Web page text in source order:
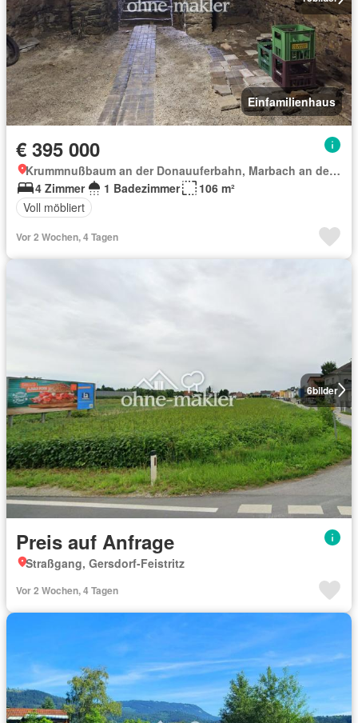
Einfamilienhaus
€ 395 000
Krummnußbaum an der Donauuferbahn, Marbach an der Donau
4 Zimmer
1 Badezimmer
106 m²
Voll möbliert
Vor 2 Wochen, 4 Tagen
6bilder
Preis auf Anfrage
Straßgang, Gersdorf-Feistritz
Vor 2 Wochen, 4 Tagen